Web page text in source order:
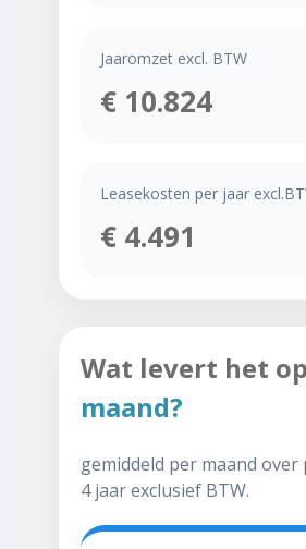
Jaaromzet excl. BTW
€ 10.824
Leasekosten per jaar
€ 4.491
Wat levert het op
maand?
gemiddeld per maand over
4 jaar exclusief BTW.